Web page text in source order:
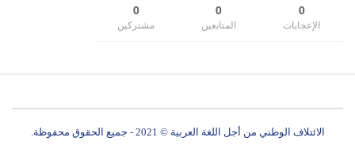
0
الإعجابات
0
المتابعين
0
مشتركين
الائتلاف الوطني من أجل اللغة العربية © 2021 - جميع الحقوق محفوظة.